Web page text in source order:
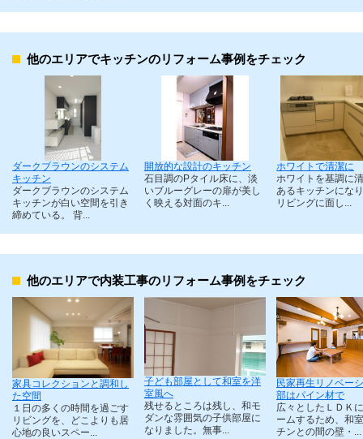
他のエリアでキッチンのリフォーム事例をチェック
ダークブラウンのシステム
キッチン
ダークブラウンのシステム
キッチンが白い空間を引き
締めている。 背...
開放的な設計のキッチン
石目調のPタイル床に、淡
いブルーグレーの扉が美し
く映える対面のキ...
ホワイトで清潔に
ホワイトを基調に
あるキッチンにな
リビングに面し...
他のエリアで内装工事のリフォーム事例をチェック
家具コレクションと調和し
た空間
１日の多くの時間を過ごす
リビングを、どこよりも居
心地の良いスペー...
子ども部屋として和室を洋
室風へ
残せるところは残し、和モ
ダンな雰囲気の子供部屋に
なりました。無事...
民家再生リノベー
部はパイン材で
広々としたＬＤＫ
ームするため、和
チンとの間の壁・...